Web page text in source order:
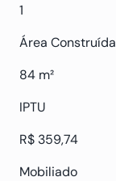
1
Área Construída
84 m²
IPTU
R$ 359,74
Mobiliado